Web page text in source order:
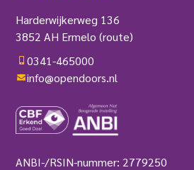
Harderwijkerweg 136
3852 AH Ermelo(route)
0341-465000
info@opendoors.nl
ANBI-/RSIN-nummer: 2779250